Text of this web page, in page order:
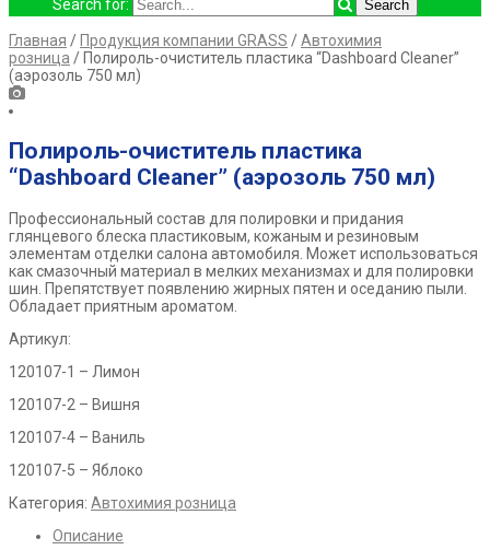
Search for:
Главная / Продукция компании GRASS /Автохимия
розница / Полироль-очиститель пластика “Dashboard Cleaner”
(аэрозоль 750 мл)
Полироль-очиститель пластика
“Dashboard Cleaner” (аэрозоль 750 мл)
Профессиональный состав для полировки и придания
глянцевого блеска пластиковым, кожаным и резиновым
элементам отделки салона автомобиля. Может использоваться
как смазочный материал в мелких механизмах и для полировки
шин. Препятствует появлению жирных пятен и оседанию пыли.
Обладает приятным ароматом.
Артикул:
120107-1 – Лимон
120107-2 – Вишня
120107-4 – Ваниль
120107-5 – Яблоко
Категория: Автохимия розница
Описание